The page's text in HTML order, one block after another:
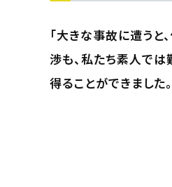
「大きな事故に遭う
渉も、私たち素人では
得ることができました